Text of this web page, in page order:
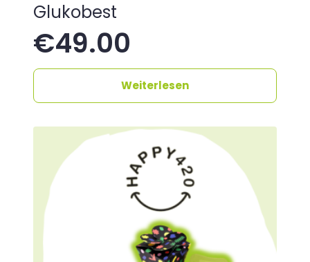
Glukobest
€49.00
Weiterlesen